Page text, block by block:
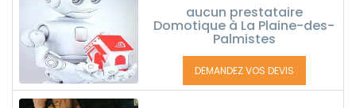
aucun prestataire
Domotique à La Plaine-des-
Palmistes
DEMANDEZ VOS DEVIS